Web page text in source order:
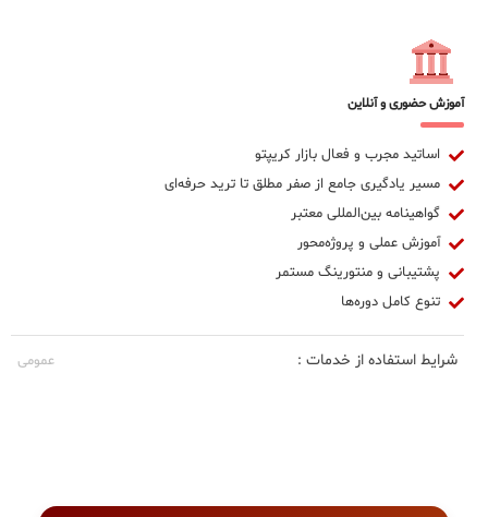
آموزش حضوری و آنلاین
اساتید مجرب و فعال بازار کریپتو
مسیر یادگیری جامع از صفر مطلق تا ترید حرفه‌ای
گواهینامه بین‌المللی معتبر
آموزش عملی و پروژه‌محور
پشتیبانی و منتورینگ مستمر
تنوع کامل دوره‌ها
شرایط استفاده از خدمات : عمومی